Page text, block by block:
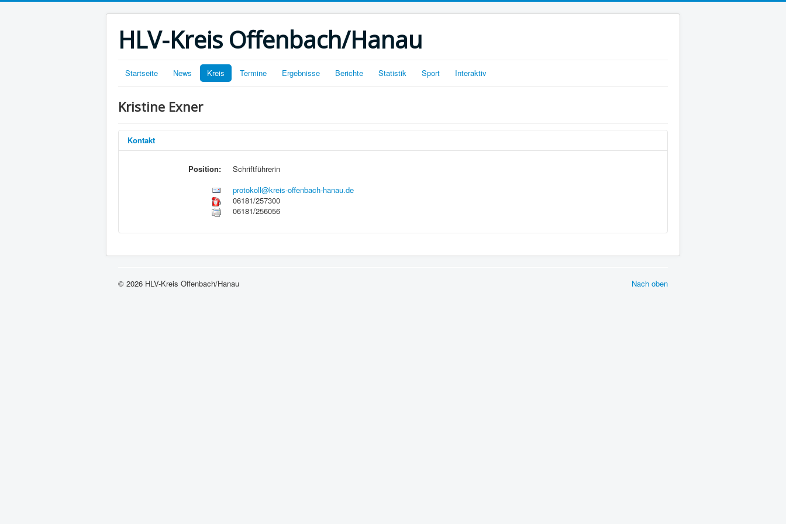
HLV-Kreis Offenbach/Hanau
Startseite News Kreis Termine Ergebnisse Berichte Statistik Sport Interaktiv
Kristine Exner
Kontakt
Position:
Schriftführerin
protokoll@kreis-offenbach-hanau.de
06181/257300
06181/256056
Nach oben
© 2026 HLV-Kreis Offenbach/Hanau